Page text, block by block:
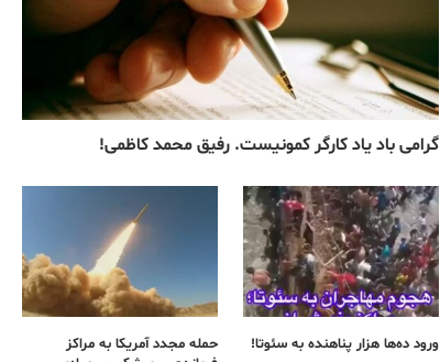
گرامی باد یاد کارگر کمونیست. رفیق محمد کاظمی!
ورود ده‌ها هزار پناهنده به سئوتا!
حمله مجدد آمریکا به مراکز